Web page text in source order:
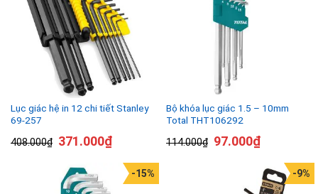
Lục giác hệ in 12 chi tiết Stanley
69-257
408.000₫ 371.000₫
Bộ khóa lục giác 1.5 – 10mm
Total THT106292
114.000₫ 97.000₫
-15% -9%